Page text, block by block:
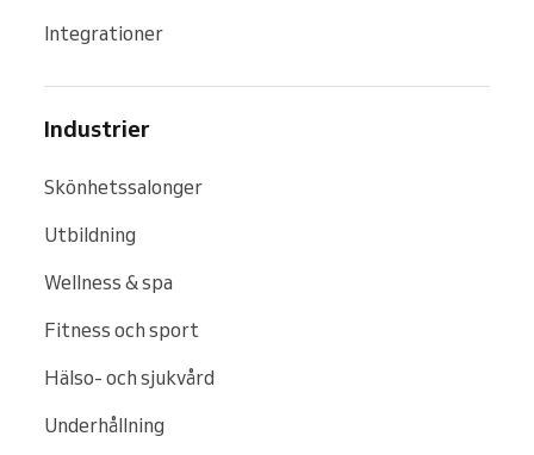
Integrationer
Industrier
Skönhetssalonger
Utbildning
Wellness & spa
Fitness och sport
Hälso- och sjukvård
Underhållning